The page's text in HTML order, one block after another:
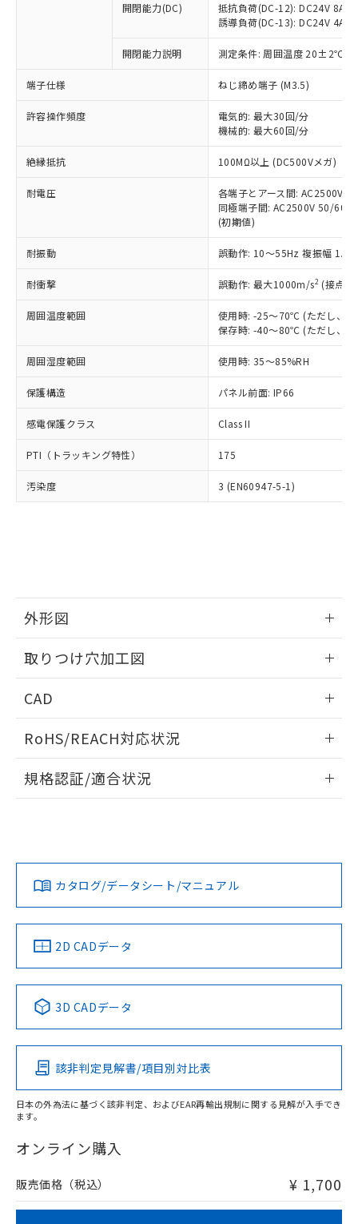
開閉能力(DC)
抵抗負荷(DC-12): DC24V 8A/
誘導負荷(DC-13): DC24V 4A/
開閉能力説明 測定条件: 周囲温度 20±2℃、
端子仕様 ねじ締め端子 (M3.5)
許容操作頻度
電気的: 最大30回/分
機械的: 最大60回/分
絶縁抵抗 100MΩ以上 (DC500Vメガ)
耐電圧
各端子とアース間: AC2500V
同極端子間: AC2500V 50/
(初期値)
耐振動 誤動作: 10～55Hz 複振幅
耐衝撃 誤動作: 最大1000m/s2 (接点
周囲温度範囲
使用時: -25～70℃ (ただし、氷
保存時: -40～80℃ (ただし、氷
周囲湿度範囲 使用時: 35～85%RH
保護構造 パネル前面: IP66
感電保護クラス Class II
PTI（トラッキング特性） 175
汚染度 3 (EN60947-5-1)
外形図
取りつけ穴加工図
CAD
ドすることができます。
ログイン/会員登録
ダウンロードデータをご利用いただく前に、以下を必ずお読
みください。
ソフトウェアの使用条件
RoHS/REACH対応状況
EU RoHS 注意事項・凡例
対応済み
中国 RoHS 注意事項・凡例
Pb Hg Cd Cr(VI)
O
在庫等で未対応品が混在する可能性があります。
問い合わせください。
規格認証/適合状況
カタログ/データシート/マニュアル
2D CADデータ
3D CADデータ
該非判定見解書/項目別対比表
日本の外為法に基づく該非判定、およびEAR再輸出規制に関する見解が入手でき
ます。
オンライン購入
販売価格（税込） ¥ 1,700
以下の条件をお読みいただき、同意のうえ
ご利用ください。
本サービスは、当社制御機器事業取扱
商品の当社在庫状況および標準価格
(税抜)を提供させていただくもので
当社制御機器事業取扱商品の中には、
本サービスの対象外となる商品もある
ことをご了承ください。
在庫状況および標準価格照会結果は、
記載している更新日時点での社内デー
タに基づき作成されるものであり、閲
覧された時点での実際の在庫および標
準価格とは異なる場合があることをご
正式な納期状況および標準価格はお客
様のお取引先、またはお客様担当のオ
ムロン制御機器販売店・当社販売員に
オムロン制御機器販売店や当社販売拠
販売ネットワーク
」をご確認
在庫状況および標準価格結果を当社の
事前の承諾なく第三者に漏洩または開
示しないようお願いします。
マイパーツ機能（部品リスト作成サー
ビス）をご利用いただくには、I-Web
品・サービスに関するお客様との取
の共同利用に関して"
用者の範囲」に記載されている法人を
対応予定なし：EU RoHS指令（10物質）の
非含有に非対応の商品で、対応品を出す予
調査・確認中：EU RoHS指令（10物質）の
非含有の対応状況を調査中または確認中の
商品です。
非該当品：ライセンス料など無形物で、有
害物質有無と関係のない商品です。
仕入先様の事情により、非含有部品として
いたものが、含有品と判明した場合などや
むを得ず変更することがあります。
鉛(Pb) 1000ppm以下、 水銀(Hg) 1000ppm以下、 カド
六価クロム(Cr(Ⅵ)) 1000ppm以下、ポリ臭化ビフェニル
類(PBB) 1000ppm以下、ポリ臭化ジフェニルエーテル類
ルベンジル（BBP） 1000ppm以下、フタル酸ジブチル
（DBP） 1000ppm以下、フタル酸ジイソブチル
但し、RoHS指令で産業用監視および制御機器に対する
適用除外項目は除く。
フタル酸エステル類の４物質については閾値を超える意
図的な使用がないことを確認しています。
部品在庫の切り替え状況などにより、予定
月が前後することがあります。
EU RoHS指令（10物質）の非含有証明書
51物質の非含有証明書（当社基準）
※本証明書は発行日時点で非含有を証明す
物質の対応では、対応完了までの期間は出
荷製品に未対応品が混在することから備考
欄に対応日を記載しておりました。
既に当社にて対応品への在庫切替を完了
「○」：最大均質材料含有率が中国RoHSの
基準値以下であることを示します。
「×」：最大均質材料含有率が中国RoHSの
基準値を超えていることを示します。
「－」：未確認です。当社販売部門へお問
*中国RoHS10物質の基準値 (GB/T26572)：
Pb(鉛) :1000ppm、 Hg(水銀) : 1000ppm、 Cd(カドミウ
Cr(Ⅵ)(六価クロム) : 1000ppm、 PBBs(ポリ臭化ビフェ
ニル類) : 1000ppm、 PBDEs(ポリ臭化ジフェニルエーテ
ル類) : 1000ppm、
DBP(フタル酸ジブチル) : 1000ppm、 DIBP(フタル酸ジ
イソブチル) : 1000ppm、 BBP(フタル酸ブチルベンジ
DEHP(フタル酸ビス(2-エチルヘキシル)) : 1000ppm
「ｅ」：有害物質（10物質）のすべてが基
準値以下であることを示します。
「10」：通常の使用状況下において有害物
質が外部に漏えいし、環境に深刻な影響を
及ぼさない年数を意味します。
当社は、これら貴社製品のうち、外国
為替および外国貿易法に定める商品
（以下｢規制貨物等」という）を輸出
または国外への提供する場合は、日本
国政府の輸出許可(または役務取引許
可)を取得するなどの必要な手続きを
当社は規制貨物を破棄する場合は、完
全に破砕するなど、違法に輸出されな
いよう必要な手段を講じます。
当社は貴社製品を、核兵器、ミサイ
ル、化学兵器、生物兵器またはその他
武器並びにこれらの製造装置等に一切
当社は、貴社製品を第三者に販売する
場合は、上記1、2および3の内容を当
該第三者に通知します。また当社は、
販売先および販売に係わる関係者が違
法に輸出するおそれがある場合は、取
り引きをいたしません。
一定数以上の在庫あり
一定数には満たないが在庫あり
在庫なし(最新の在庫状況につ
いては、お客様のお取引先、ま
たはお客様担当のオムロン制御
機器販売店・当社販売員にご確
受注生産機種、また在庫状況の
情報を公開していない機種